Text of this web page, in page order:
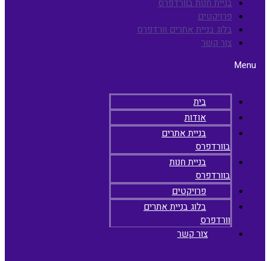
בניית חנות בוורדפרס
פרויקטים
בלוג בניית אתרים וורדפרס
צור קשר
Menu
בית
אודות
בניית אתרים
בוורדפרס
בניית חנות
בוורדפרס
פרויקטים
בלוג בניית אתרים
וורדפרס
צור קשר